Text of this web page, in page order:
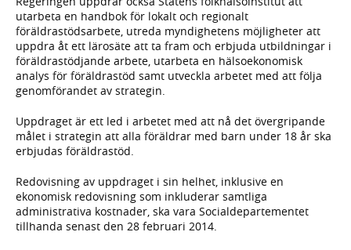
utarbeta en handbok för lokalt och regionalt
föräldrastödsarbete, utreda myndighetens möjligheter att
uppdra åt ett lärosäte att ta fram och erbjuda utbildningar i
föräldrastödjande arbete, utarbeta en hälsoekonomisk
analys för föräldrastöd samt utveckla arbetet med att följa
genomförandet av strategin.
Uppdraget är ett led i arbetet med att nå det övergripande
målet i strategin att alla föräldrar med barn under 18 år ska
erbjudas föräldrastöd.
Redovisning av uppdraget i sin helhet, inklusive en
ekonomisk redovisning som inkluderar samtliga
administrativa kostnader, ska vara Socialdepartementet
tillhanda senast den 28 februari 2014.